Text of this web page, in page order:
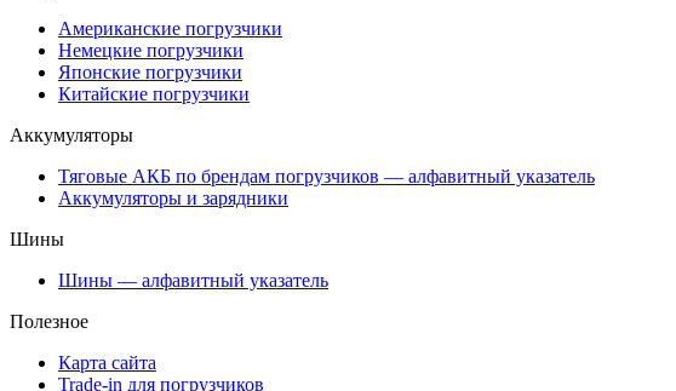
Американские погрузчики
Немецкие погрузчики
Японские погрузчики
Китайские погрузчики
Аккумуляторы
Тяговые АКБ по брендам погрузчиков — алфавитный указатель
Аккумуляторы и зарядники
Шины
Шины — алфавитный указатель
Полезное
Карта сайта
Trade-in для погрузчиков